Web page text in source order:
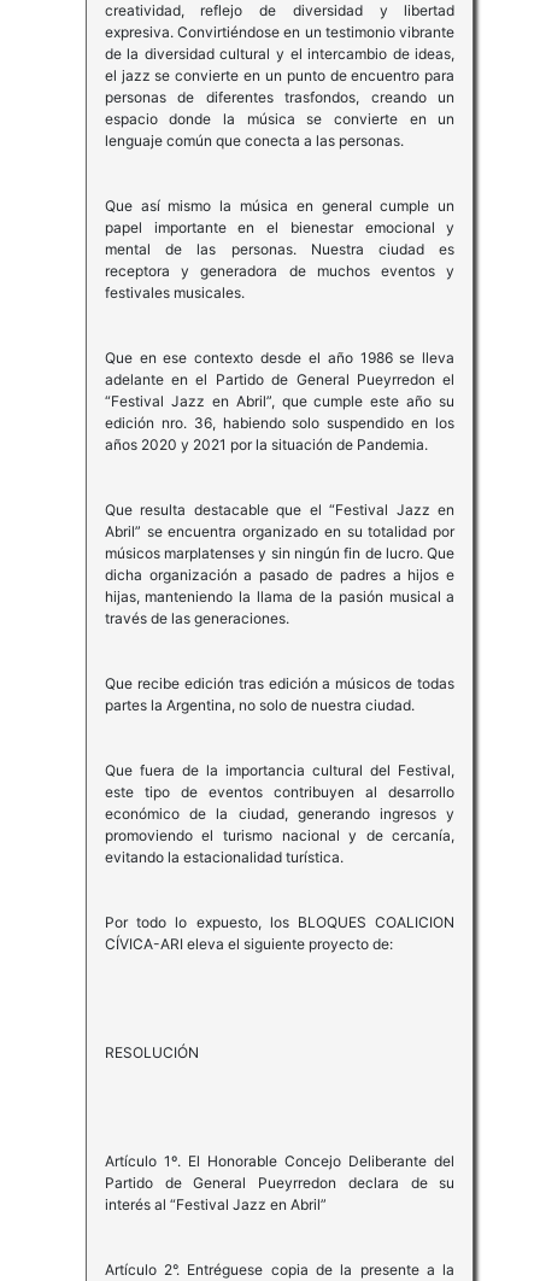
creatividad, reflejo de diversidad y libertad
expresiva. Convirtiéndose en un testimonio vibrante
de la diversidad cultural y el intercambio de ideas,
el jazz se convierte en un punto de encuentro para
personas de diferentes trasfondos, creando un
espacio donde la música se convierte en un
lenguaje común que conecta a las personas.
Que así mismo la música en general cumple un
papel importante en el bienestar emocional y
mental de las personas. Nuestra ciudad es
receptora y generadora de muchos eventos y
festivales musicales.
Que en ese contexto desde el año 1986 se lleva
adelante en el Partido de General Pueyrredon el
“Festival Jazz en Abril”, que cumple este año su
edición nro. 36, habiendo solo suspendido en los
años 2020 y 2021 por la situación de Pandemia.
Que resulta destacable que el “Festival Jazz en
Abril” se encuentra organizado en su totalidad por
músicos marplatenses y sin ningún fin de lucro. Que
dicha organización a pasado de padres a hijos e
hijas, manteniendo la llama de la pasión musical a
través de las generaciones.
Que recibe edición tras edición a músicos de todas
partes la Argentina, no solo de nuestra ciudad.
Que fuera de la importancia cultural del Festival,
este tipo de eventos contribuyen al desarrollo
económico de la ciudad, generando ingresos y
promoviendo el turismo nacional y de cercanía,
evitando la estacionalidad turística.
Por todo lo expuesto, los BLOQUES COALICION
CÍVICA-ARI eleva el siguiente proyecto de:
RESOLUCIÓN
Artículo 1º. El Honorable Concejo Deliberante del
Partido de General Pueyrredon declara de su
interés al “Festival Jazz en Abril”
Artículo 2°. Entréguese copia de la presente a la